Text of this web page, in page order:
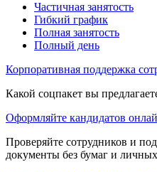
Частичная занятость
Гибкий график
Полная занятость
Полный день
Корпоративная поддержка
Какой соцпакет вы
Оформляйте кандидатов
Проверяйте сотрудников и
документы без бумаг и